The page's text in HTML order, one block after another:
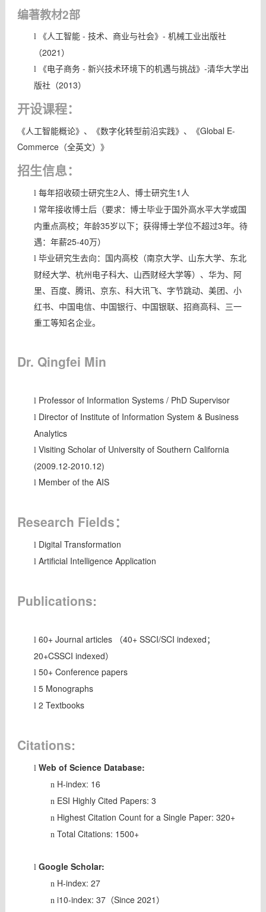
编著教材2部
l
《人工智能 - 技术、商业与社会》- 机械工业出版社
（2021）
l
《电子商务 - 新兴技术环境下的机遇与挑战》-清华大学出
版社（2013）
开设课程：
《人工智能概论》、《数字化转型前沿实践》、《Global E-
Commerce（全英文）》
招生信息：
l 每年招收硕士研究生2人、博士研究生1人
l 常年接收博士后（要求：博士毕业于国外高水平大学或国
内重点高校；年龄35岁以下；获得博士学位不超过3年。待
遇：年薪25-40万）
l 毕业研究生去向：国内高校（南京大学、山东大学、东北
财经大学、杭州电子科大、山西财经大学等）、华为、阿
里、百度、腾讯、京东、科大讯飞、字节跳动、美团、小
红书、中国电信、中国银行、中国银联、招商高科、三一
重工等知名企业。
Dr. Qingfei Min
l Professor of Information Systems / PhD Supervisor
l Director of Institute of Information System & Business
Analytics
l Visiting Scholar of University of Southern California
(2009.12-2010.12)
l Member of the AIS
Research Fields：
l Digital Transformation
l Artificial Intelligence Application
Publications:
l 60+ Journal articles （40+ SSCI/SCI indexed；
20+CSSCI indexed）
l 50+ Conference papers
l 5 Monographs
l 2 Textbooks
Citations:
l Web of Science Database:
n H-index: 16
n ESI Highly Cited Papers: 3
n Highest Citation Count for a Single Paper: 320+
n Total Citations: 1500+
l Google Scholar:
n H-index: 27
n i10-index: 37（Since 2021）